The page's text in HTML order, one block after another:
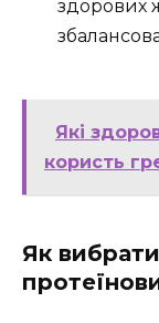
здорових
Які
користь
Як